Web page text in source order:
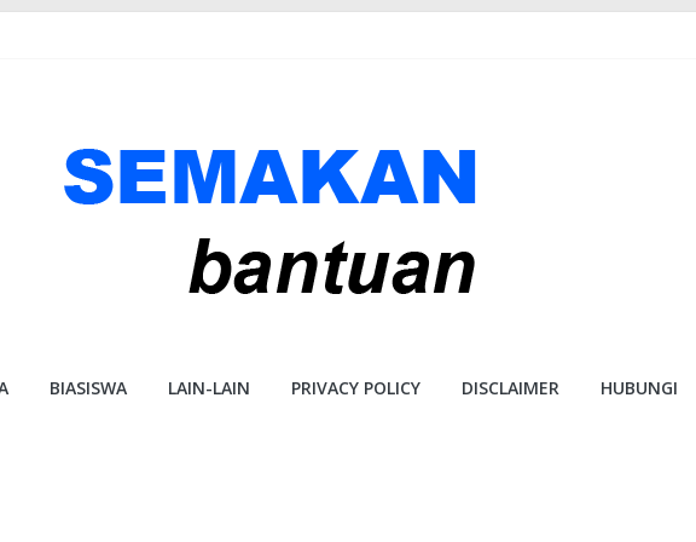
BIASISWA LAIN-LAIN PRIVACY POLICY DISCLAIMER HUBUNGI